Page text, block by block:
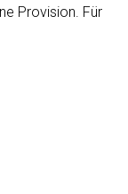
Provision. Für